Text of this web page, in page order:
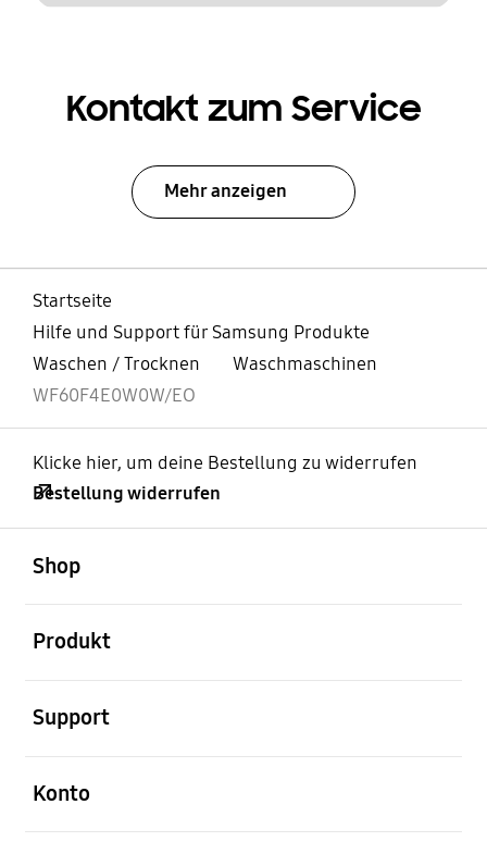
Kontakt zum Service
Mehr anzeigen
Startseite
Hilfe und Support für Samsung Produkte
Waschen / Trocknen
Waschmaschinen
WF60F4E0W0W/EO
Klicke hier, um deine Bestellung zu widerrufen
Bestellung widerrufen
Shop
Produkt
Support
Konto